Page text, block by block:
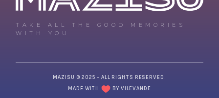
TAKE ALL THE GOOD MEMORIES
WITH YOU
MAZISU © 2025 - ALL RIGHTS RESERVED.
MADE WITH
BY VILEVANDE